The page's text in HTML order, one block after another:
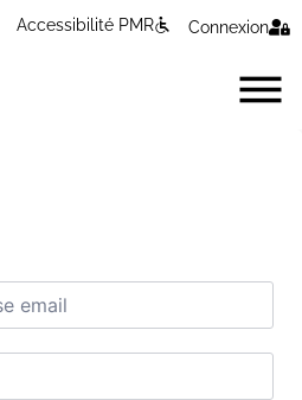
Accessibilité PMR Connexion